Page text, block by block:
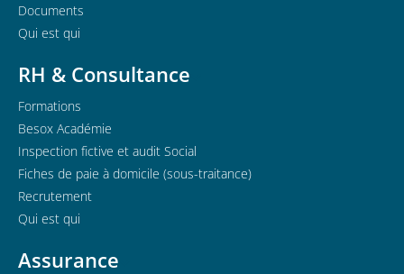
Documents
Qui est qui
RH & Consultance
Formations
Besox Académie
Inspection fictive et audit Social
Fiches de paie à domicile (sous-traitance)
Recrutement
Qui est qui
Assurance